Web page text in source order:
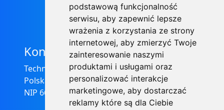
podstawową funkcjonalność
serwisu, aby zapewnić lepsze
wrażenia z korzystania ze strony
internetowej, aby zmierzyć Twoje
zainteresowanie naszymi
produktami i usługami oraz
personalizować interakcje
marketingowe, aby dostarczać
reklamy które są dla Ciebie
Kontakt
Technical Grzegorz Tęgos
Polska, 62-600 Koło, ul. Toruńska 212
NIP 666-137-75-84, REGON 310288700